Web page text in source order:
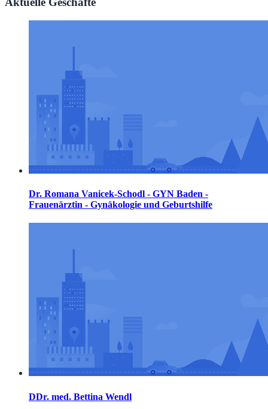
Dr. Romana Vanicek-Schodl - GYN Baden -
Frauenärztin - Gynäkologie und Geburtshilfe
DDr. med. Bettina Wendl